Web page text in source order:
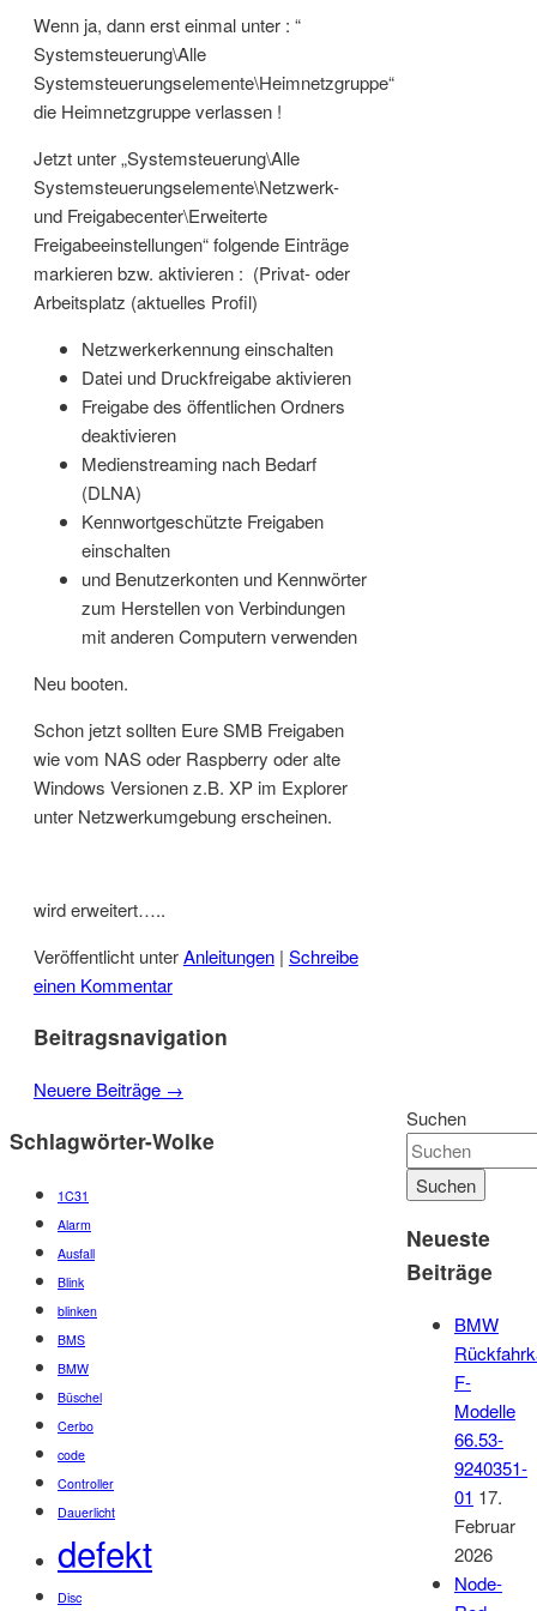
Wenn ja, dann erst einmal unter : “
Systemsteuerung\Alle
Systemsteuerungselemente\Heimnetzgruppe“
die Heimnetzgruppe verlassen !
Jetzt unter „Systemsteuerung\Alle
Systemsteuerungselemente\Netzwerk-
und Freigabecenter\Erweiterte
Freigabeeinstellungen“ folgende Einträge
markieren bzw. aktivieren : (Privat- oder
Arbeitsplatz (aktuelles Profil)
Netzwerkerkennung einschalten
Datei und Druckfreigabe aktivieren
Freigabe des öffentlichen Ordners
deaktivieren
Medienstreaming nach Bedarf
(DLNA)
Kennwortgeschützte Freigaben
einschalten
und Benutzerkonten und Kennwörter
zum Herstellen von Verbindungen
mit anderen Computern verwenden
Neu booten.
Schon jetzt sollten Eure SMB Freigaben
wie vom NAS oder Raspberry oder alte
Windows Versionen z.B. XP im Explorer
unter Netzwerkumgebung erscheinen.
wird erweitert…..
Veröffentlicht unterAnleitungen | Schreibe
einen Kommentar
Beitragsnavigation
Neuere Beiträge →
Suchen
Neueste
Beiträge
BMW
F-
Modelle
66.53-
9240351-
01 17.
Februar
2026
Node-
Schlagwörter-Wolke
1C31
Alarm
Ausfall
Blink
blinken
BMS
BMW
Büschel
Cerbo
code
Controller
Dauerlicht
defekt
Disc